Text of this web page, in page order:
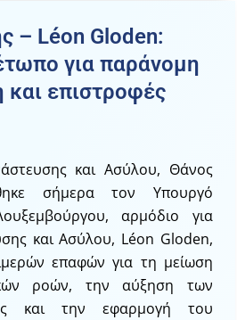
– Léon Gloden:
για παράνομη
και επιστροφές
και Ασύλου, Θάνος
σήμερα τον Υπουργό
αρμόδιο για
και Ασύλου, Léon Gloden,
επαφών για τη μείωση
ροών, την αύξηση των
και την εφαρμογή του